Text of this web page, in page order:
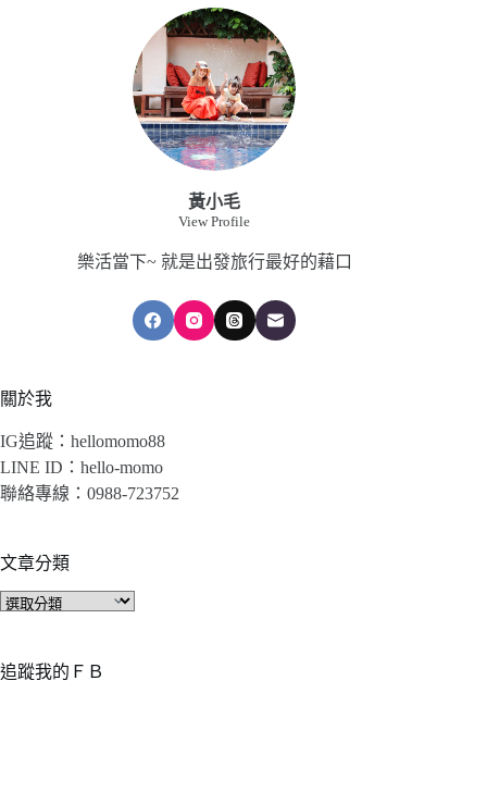
黃小毛
View Profile
樂活當下~ 就是出發旅行最好的藉口
關於我
IG追蹤：hellomomo88
LINE ID：hello-momo
聯絡專線：0988-723752
文章分類
文
類
追蹤我的ＦＢ